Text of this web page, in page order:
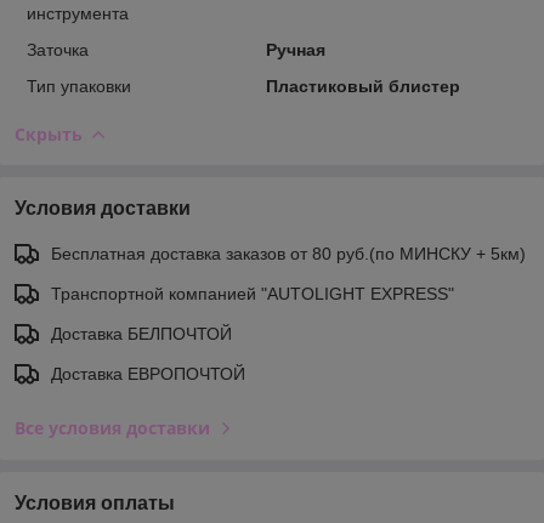
инструмента
Заточка
Ручная
Тип упаковки
Пластиковый блистер
Скрыть
Условия доставки
Бесплатная доставка заказов от 80 руб.(по МИНСКУ + 5км)
Транспортной компанией "AUTOLIGHT EXPRESS"
Доставка БЕЛПОЧТОЙ
Доставка ЕВРОПОЧТОЙ
Все условия доставки
Условия оплаты